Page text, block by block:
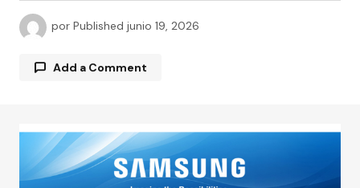
por Published junio 19, 2026
Add a Comment
Tu dirección de correo electrónico no será
publicada.Los campos obligatorios están
marcados con*